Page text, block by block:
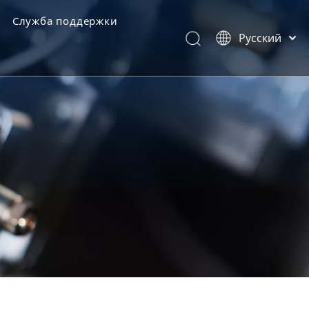
Служба поддержки
категории товаров
Обратная связь
Pусский
Português
Español
Français
简体中文
English